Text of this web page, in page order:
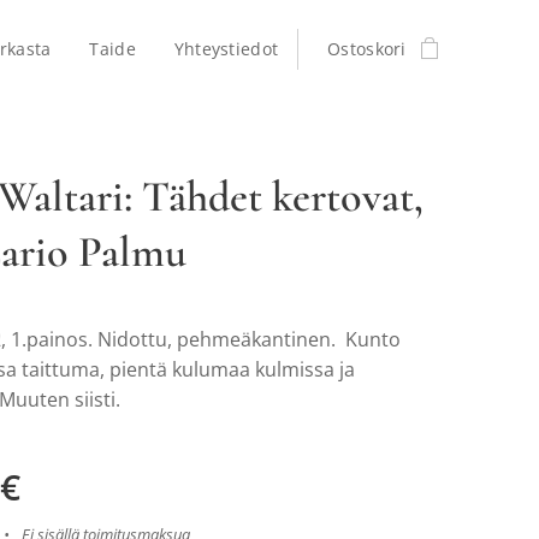
Taide Yhteystiedot Ostoskori
Tähdet kertovat,
Palmu
1.painos. Nidottu, pehmeäkantinen. Kunto
taittuma, pientä kulumaa kulmissa ja
siisti.
€
Ei sisällä toimitusmaksua